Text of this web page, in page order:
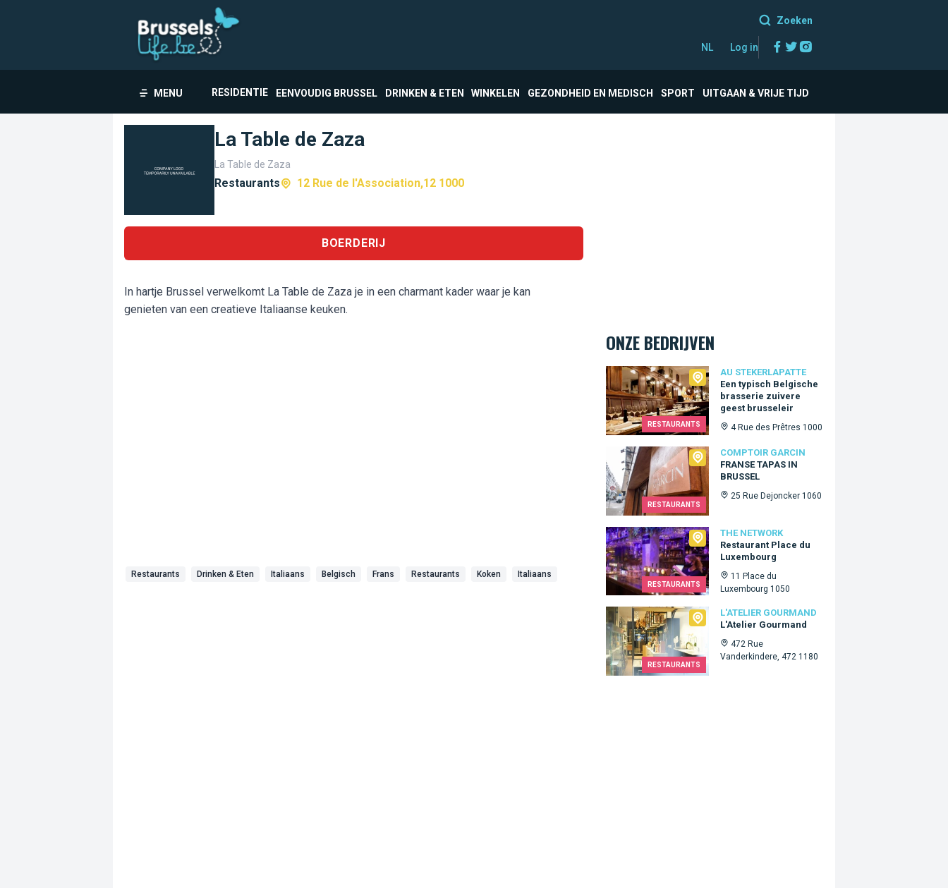
Zoeken
NL Log in Facebook
Twitter
MENU RESIDENTIE EENVOUDIG BRUSSEL DRINKEN & ETEN WINKELEN GEZONDHEID EN MEDISCH SPORT UITGAAN & VRIJE TIJD
La Table de Zaza
La Table de Zaza
Restaurants 12 Rue de l'Association,12 1000
BOERDERIJ
In hartje Brussel verwelkomt La Table de Zaza je in een charmant kader waar je kan
genieten van een creatieve Italiaanse keuken.
Restaurants Drinken & Eten Italiaans Belgisch Frans Restaurants Koken Italiaans
ONZE BEDRIJVEN
RESTAURANTS
AU STEKERLAPATTE
Een typisch Belgische
brasserie zuivere
geest brusseleir
4 Rue des Prêtres 1000
Au Stekerlapatte
RESTAURANTS
COMPTOIR GARCIN
FRANSE TAPAS IN
BRUSSEL
25 Rue Dejoncker 1060
Comptoir Garcin
RESTAURANTS
THE NETWORK
Restaurant Place du
Luxembourg
11 Place du
Luxembourg 1050
The Network
RESTAURANTS
L'ATELIER GOURMAND
L'Atelier Gourmand
472 Rue
Vanderkindere, 472 1180
L'Atelier Gourmand